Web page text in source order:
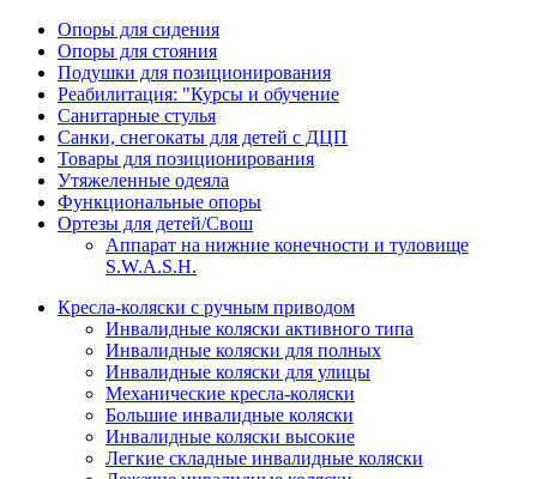
Опоры для сидения
Опоры для стояния
Подушки для позиционирования
Реабилитация: "Курсы и обучение
Санитарные стулья
Санки, снегокаты для детей с ДЦП
Товары для позиционирования
Утяжеленные одеяла
Функциональные опоры
Ортезы для детей/Свош
Аппарат на нижние конечности и туловище
S.W.A.S.H.
Кресла-коляски с ручным приводом
Инвалидные коляски активного типа
Инвалидные коляски для полных
Инвалидные коляски для улицы
Механические кресла-коляски
Большие инвалидные коляски
Инвалидные коляски высокие
Легкие складные инвалидные коляски